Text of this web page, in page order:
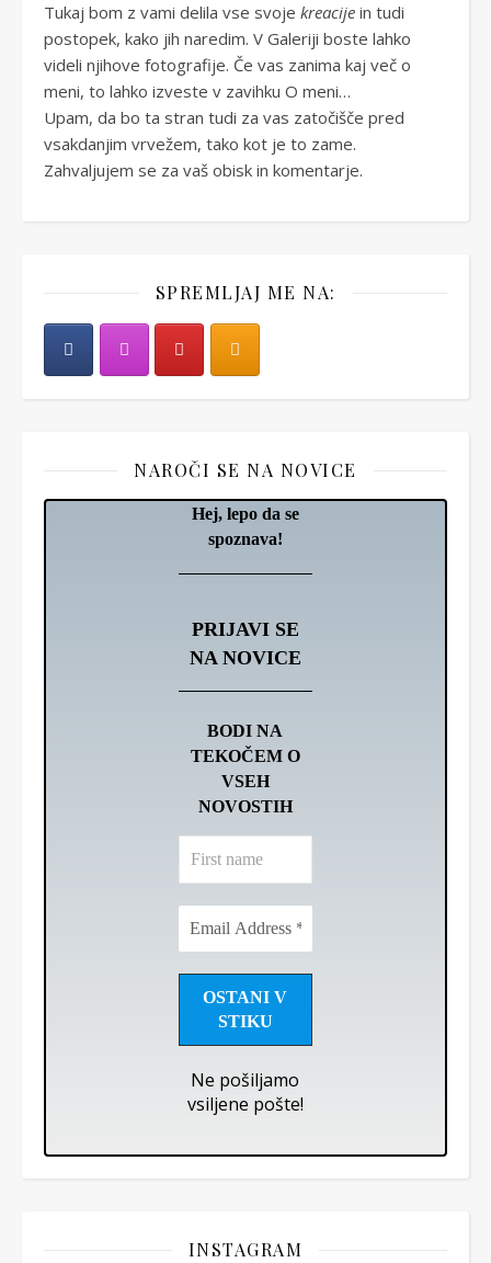
Tukaj bom z vami delila vse svoje kreacije in tudi
postopek, kako jih naredim. V Galeriji boste lahko
videli njihove fotografije. Če vas zanima kaj več o
meni, to lahko izveste v zavihku O meni…
Upam, da bo ta stran tudi za vas zatočišče pred
vsakdanjim vrvežem, tako kot je to zame.
Zahvaljujem se za vaš obisk in komentarje.
SPREMLJAJ ME NA:
NAROČI SE NA NOVICE
Hej, lepo da se
spoznava!
PRIJAVI SE
NA NOVICE
BODI NA
TEKOČEM O
VSEH
NOVOSTIH
name
Address
*
Ne pošiljamo
vsiljene pošte!
INSTAGRAM